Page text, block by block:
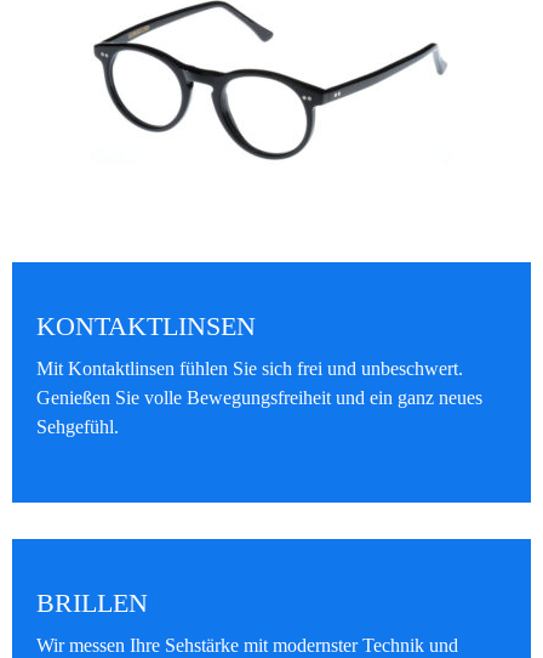
KONTAKTLINSEN
Mit Kontaktlinsen fühlen Sie sich frei und unbeschwert.
Genießen Sie volle Bewegungsfreiheit und ein ganz neues
Sehgefühl.
BRILLEN
Wir messen Ihre Sehstärke mit modernster Technik und